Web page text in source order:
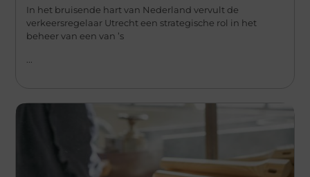
In het bruisende hart van Nederland vervult de
verkeersregelaar Utrecht een strategische rol in het
beheer van een van ’s